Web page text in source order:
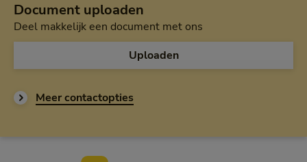
Document uploaden
Deel makkelijk een document met ons
Uploaden
Meer contactopties